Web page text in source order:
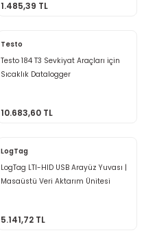
1.485,39 TL
Testo
Testo 184 T3 Sevkiyat Araçları için
Sıcaklık Datalogger
10.683,60 TL
LogTag
LogTag LTI-HID USB Arayüz Yuvası |
Masaüstü Veri Aktarım Ünitesi
5.141,72 TL